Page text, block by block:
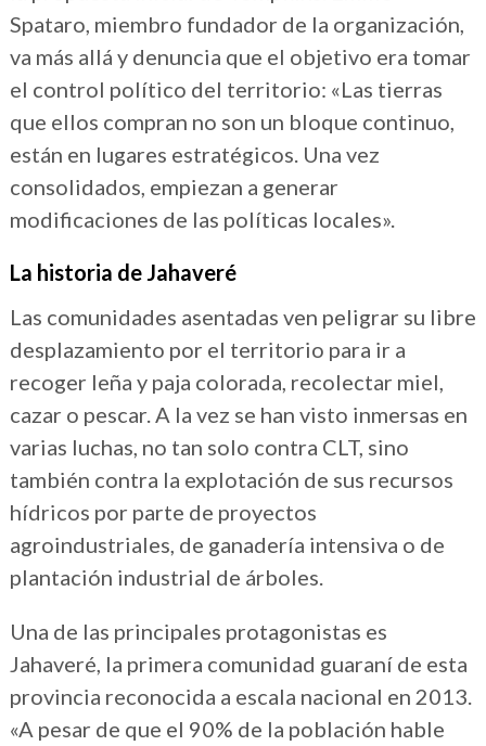
Spataro, miembro fundador de la organización,
va más allá y denuncia que el objetivo era tomar
el control político del territorio: «Las tierras
que ellos compran no son un bloque continuo,
están en lugares estratégicos. Una vez
consolidados, empiezan a generar
modificaciones de las políticas locales».
La historia de Jahaveré
Las comunidades asentadas ven peligrar su libre
desplazamiento por el territorio para ir a
recoger leña y paja colorada, recolectar miel,
cazar o pescar. A la vez se han visto inmersas en
varias luchas, no tan solo contra CLT, sino
también contra la explotación de sus recursos
hídricos por parte de proyectos
agroindustriales, de ganadería intensiva o de
plantación industrial de árboles.
Una de las principales protagonistas es
Jahaveré, la primera comunidad guaraní de esta
provincia reconocida a escala nacional en 2013.
«A pesar de que el 90% de la población hable